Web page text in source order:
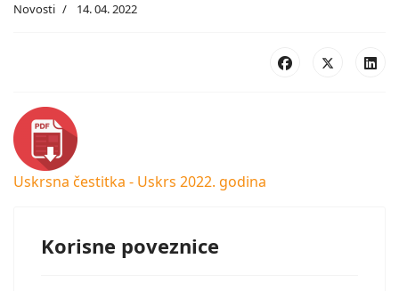
Novosti 14. 04. 2022
Uskrsna čestitka - Uskrs 2022. godina
Korisne poveznice